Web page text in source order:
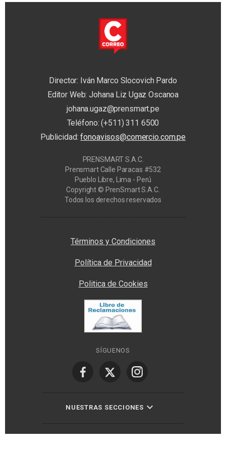
Director: Iván Marco Slocovich Pardo
Editor Web: Johana Liz Ugaz Oscanoa
johana.ugaz@prensmart.pe
Teléfono: (+511) 311 6500
Publicidad:fonoavisos@comercio.com.pe
PRENSMART S.A.C.
Prensmart Calle Paracas #532
Pueblo Libre, Lima - Perú
Copyright © PrenSmart S.A.C.
Todos los derechos reservados
Términos y Condiciones
Política de Privacidad
Politica de Cookies
SÍGUENOS
NUESTRAS SECCIONES